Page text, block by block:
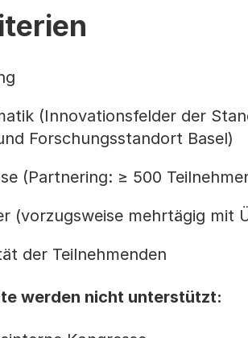
(Innovationsfelder der
Forschungsstandort Basel)
(Partnering: ≥ 500
(vorzugsweise mehrtägig mit
der Teilnehmenden
werden nicht unterstützt: